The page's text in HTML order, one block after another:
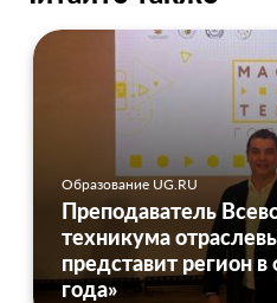
Образование UG.RU
Преподаватель
техникума
представит регион
года»